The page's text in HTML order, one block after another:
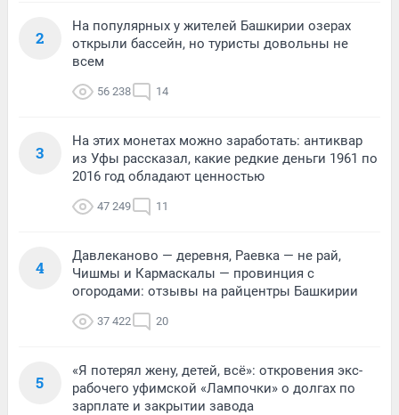
2
На популярных у жителей Башкирии озерах
открыли бассейн, но туристы довольны не
всем
56 238 14
3
На этих монетах можно заработать: антиквар
из Уфы рассказал, какие редкие деньги 1961 по
2016 год обладают ценностью
47 249 11
4
Давлеканово — деревня, Раевка — не рай,
Чишмы и Кармаскалы — провинция с
огородами: отзывы на райцентры Башкирии
37 422 20
5
«Я потерял жену, детей, всё»: откровения экс-
рабочего уфимской «Лампочки» о долгах по
зарплате и закрытии завода